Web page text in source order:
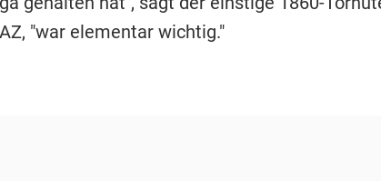
"war elementar wichtig."